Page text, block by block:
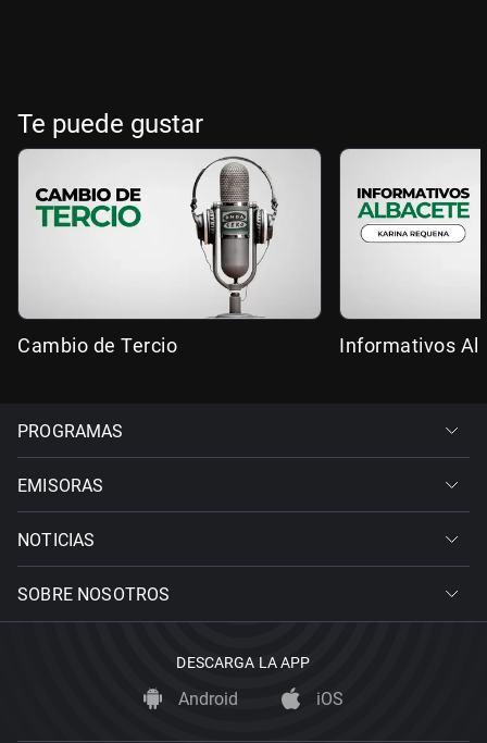
Te puede gustar
Cambio de Tercio Informativos
PROGRAMAS
EMISORAS
NOTICIAS
SOBRE NOSOTROS
DESCARGA LA APP
Android iOS